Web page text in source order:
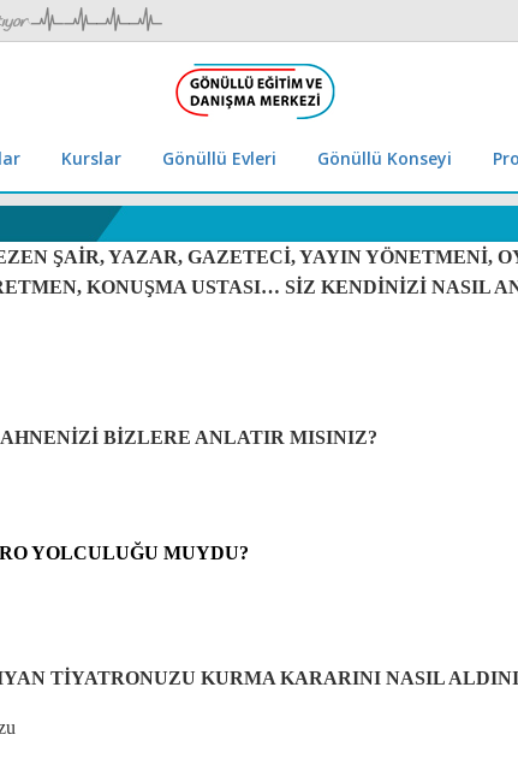
Kurslar Gönüllü Evleri Gönüllü Konseyi
ŞAİR, YAZAR, GAZETECİ, YAYIN YÖNETMENİ,
KONUŞMA USTASI… SİZ KENDİNİZİ NASIL
BİZLERE ANLATIR MISINIZ?
YOLCULUĞU MUYDU?
TİYATRONUZU KURMA KARARINI NASIL